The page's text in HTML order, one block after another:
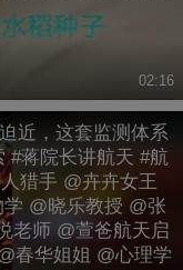
02:16
近，这套监测体系
#蒋院长讲航天 #航
猎手 @卉卉女王
@晓乐教授 @张
老师 @萱爸航天启
春华姐姐 @心理学